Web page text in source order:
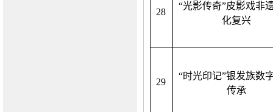
28
“光影传奇”皮影戏非
化复兴
29
“时光印记”银发族数
传承